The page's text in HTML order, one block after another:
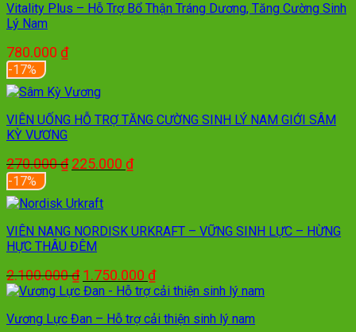
Vitality Plus – Hỗ Trợ Bổ Thận Tráng Dương, Tăng Cường Sinh
Lý Nam
780.000 ₫
-17%
VIÊN UỐNG HỖ TRỢ TĂNG CƯỜNG SINH LÝ NAM GIỚI SÂM
KỲ VƯƠNG
270.000₫ Giá
là:
270.000 ₫.
225.000 ₫Giá
225.000 ₫.
-17%
VIÊN NANG NORDISK URKRAFT – VỮNG SINH LỰC – HỪNG
HỰC THÂU ĐÊM
2.100.000₫ Giá
gốc
2.100.000 ₫.
1.750.000 ₫Giá
hiện
là:
Vương Lực Đan – Hỗ trợ cải thiện sinh lý nam